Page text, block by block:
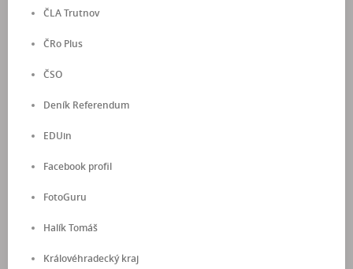
ČLA Trutnov
ČRo Plus
ČSO
Deník Referendum
EDUin
Facebook profil
FotoGuru
Halík Tomáš
Královéhradecký kraj